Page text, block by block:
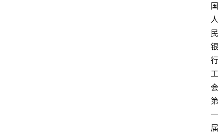
国
人
民
银
行
工
会
第
一
届